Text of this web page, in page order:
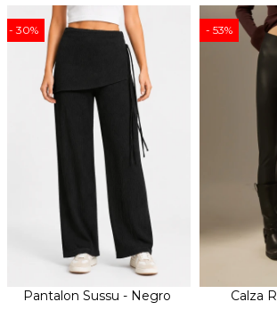
30
Pantalon Sussu - Negro
53
Calza